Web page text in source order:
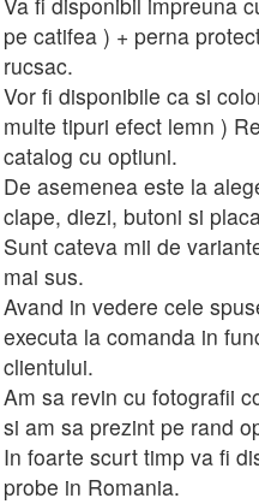
pe catifea ) + perna
rucsac.
Vor fi disponibile ca si
multe tipuri efect lemn )
catalog cu optiuni.
De asemenea este la
clape, diezi, butoni si
Sunt cateva mii de
mai sus.
Avand in vedere cele
executa la comanda in
clientului.
Am sa revin cu fotografii
si am sa prezint pe rand
In foarte scurt timp va fi
probe in Romania.